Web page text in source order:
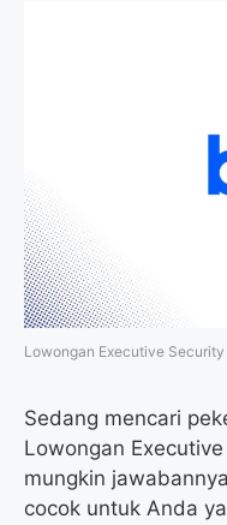
Lowongan Executive
Sedang mencari
Lowongan
mungkin
cocok untuk Anda